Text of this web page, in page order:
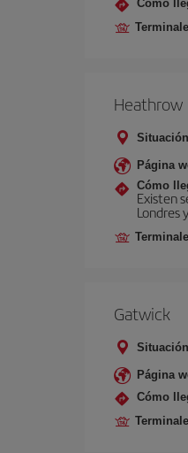
Cómo
Heathrow
Página
Cómo
Existen
Londres
Gatwick
Página
Cómo